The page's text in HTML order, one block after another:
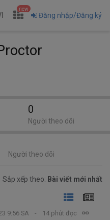
new
Đăng nhập/Đăng ký
Người theo dõi
Sắp xếp theo: Bài viết mới nhất
9:56 SA 14 phút đọc
0
Người theo dõi